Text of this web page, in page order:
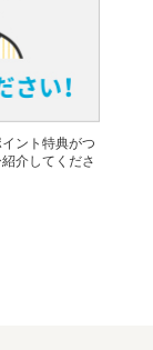
ント特典がつ
介してくださ